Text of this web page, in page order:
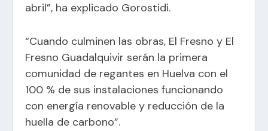
abril”, ha explicado Gorostidi.
“Cuando culminen las obras, El Fresno y El
Fresno Guadalquivir serán la primera
comunidad de regantes en Huelva con el
100 % de sus instalaciones funcionando
con energía renovable y reducción de la
huella de carbono”.